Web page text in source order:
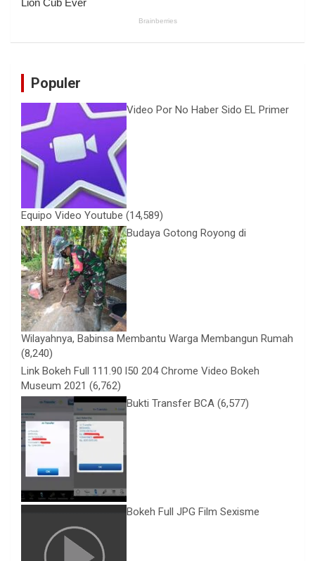
Populer
Video Por No Haber Sido EL Primer
Equipo Video Youtube (14,589)
Budaya Gotong Royong di
Wilayahnya, Babinsa Membantu Warga Membangun Rumah
(8,240)
Link Bokeh Full 111.90 l50 204 Chrome Video Bokeh
Museum 2021 (6,762)
Bukti Transfer BCA (6,577)
Bokeh Full JPG Film Sexisme